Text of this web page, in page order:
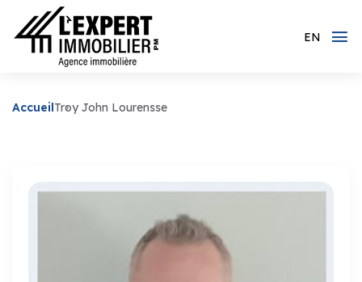
EN
AccueilTroy John Lourensse